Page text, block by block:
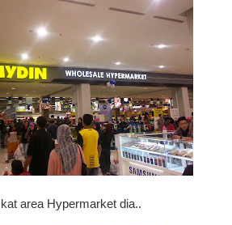
area Hypermarket dia..